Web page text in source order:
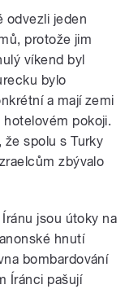
odvezli jeden
protože jim
víkend byl
bylo
a mají zemi
pokoji.
spolu s Turky
zbývalo
jsou útoky na
hnutí
bombardování
Íránci pašují